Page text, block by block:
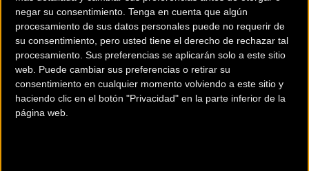
negar su consentimiento. Tenga en cuenta que algún
procesamiento de sus datos personales puede no requerir de
su consentimiento, pero usted tiene el derecho de rechazar tal
procesamiento. Sus preferencias se aplicarán solo a este sitio
web. Puede cambiar sus preferencias o retirar su
consentimiento en cualquier momento volviendo a este sitio y
haciendo clic en el botón "Privacidad" en la parte inferior de la
página web.
mantener el nivel de excelencia mostrado hasta la fecha.
“Trabajamos de forma incansable para atender a los más
de 10.000 participantes que se dan cita cada año en la
Quebrantahuesos. Para la organización es un enorme
desafío. Algo que no podría conseguirse sin el auténtico
corazón de esta prueba. El que ponen los voluntarios con
su trabajo. Nuestra gran satisfacción es poder conseguir